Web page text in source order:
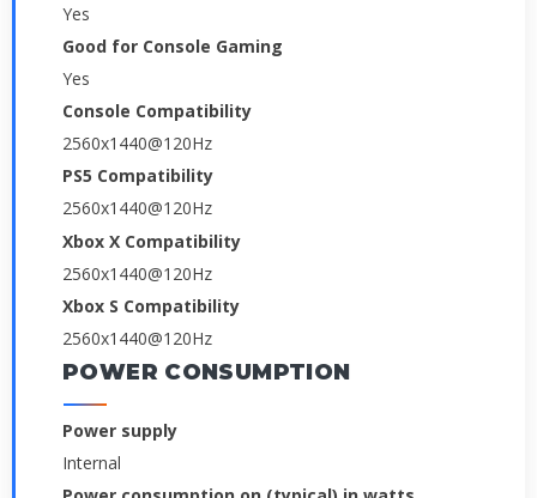
Yes
Good for Console Gaming
Yes
Console Compatibility
2560x1440@120Hz
PS5 Compatibility
2560x1440@120Hz
Xbox X Compatibility
2560x1440@120Hz
Xbox S Compatibility
2560x1440@120Hz
POWER CONSUMPTION
Power supply
Internal